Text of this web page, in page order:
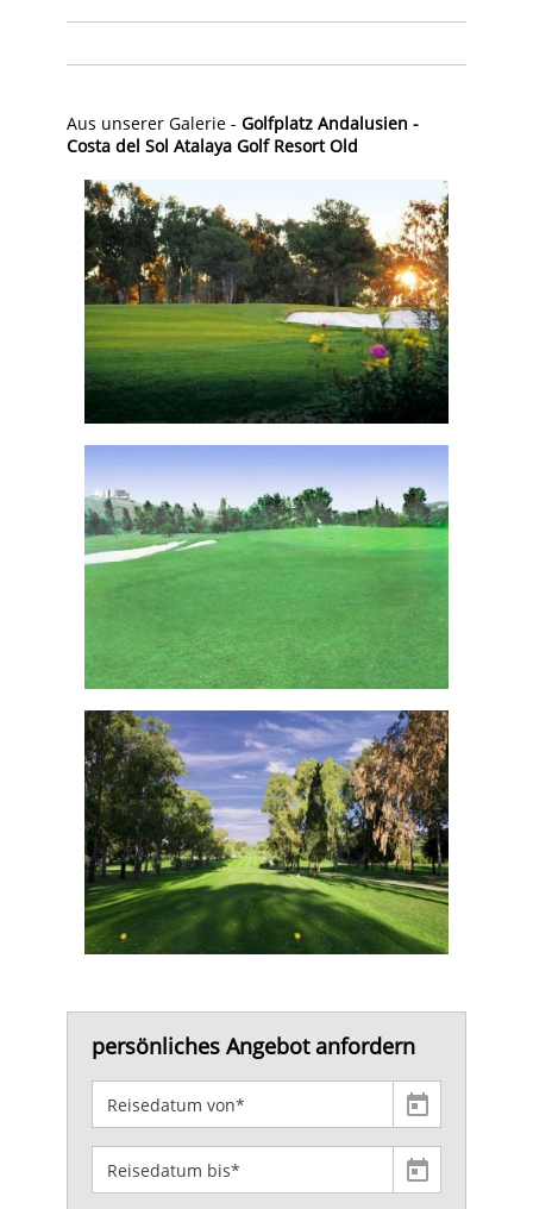
Aus unserer Galerie - Golfplatz Andalusien -
Costa del Sol Atalaya Golf Resort Old
persönliches Angebot anfordern